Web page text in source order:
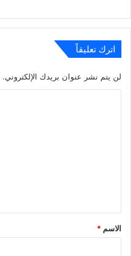
اترك تعليقاً
لن يتم نشر عنوان بريدك الإلكتروني.
*
الاسم *